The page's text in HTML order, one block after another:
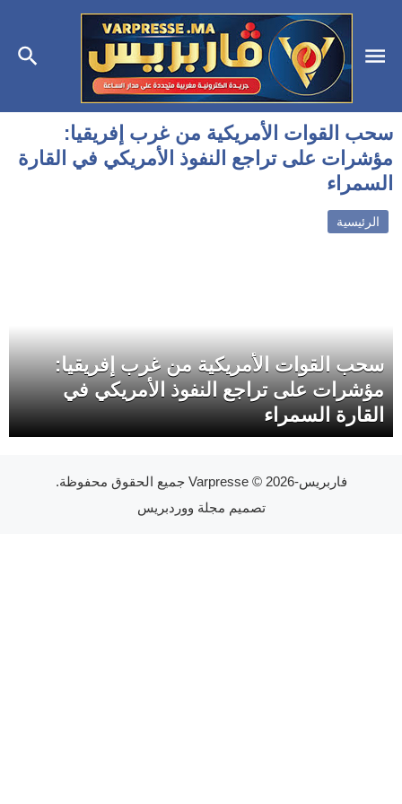
سحب القوات الأمريكية من غرب إفريقيا:
مؤشرات على تراجع النفوذ الأمريكي في القارة
السمراء
الرئيسية
سحب القوات الأمريكية من غرب إفريقيا:
مؤشرات على تراجع النفوذ الأمريكي في
القارة السمراء
فاربريس-Varpresse© 2026 جميع الحقوق محفوظة.
تصميم مجلة ووردبريس